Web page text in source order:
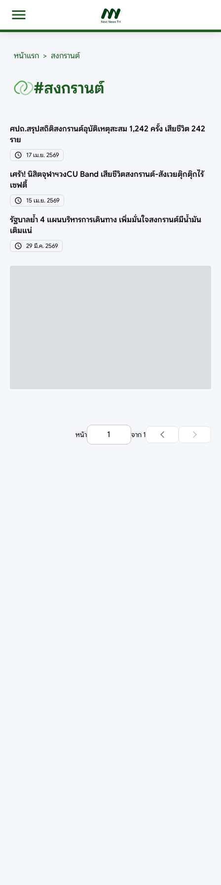
หน้าแรก > สงกรานต์
#สงกรานต์
ศปถ.สรุปสถิติสงกรานต์อุบัติเหตุสะสม 1,242 ครั้ง เสียชีวิต 242
ราย
17 เม.ย. 2569
เศร้า! นิสิตจุฬาฯวงCU Band เสียชีวิตสงกรานต์-สังเวยตุ๊กตุ๊กไร้
เซฟตี้
15 เม.ย. 2569
รัฐบาลย้ำ 4 แผนบริหารการเดินทาง เพิ่มมั่นใจสงกรานต์มีน้ำมัน
เติมแน่
29 มี.ค. 2569
หน้า จาก 1